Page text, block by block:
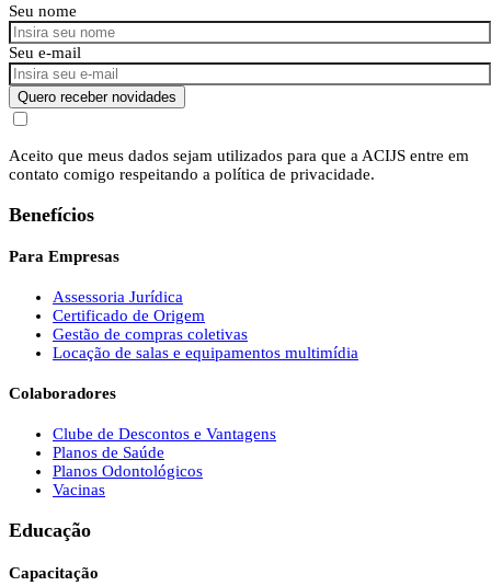
Seu nome
Seu e-mail
Quero receber novidades
Aceito que meus dados sejam utilizados para que a ACIJS entre em
contato comigo respeitando a política de privacidade.
Benefícios
Para Empresas
Assessoria Jurídica
Certificado de Origem
Gestão de compras coletivas
Locação de salas e equipamentos multimídia
Colaboradores
Clube de Descontos e Vantagens
Planos de Saúde
Planos Odontológicos
Vacinas
Educação
Capacitação